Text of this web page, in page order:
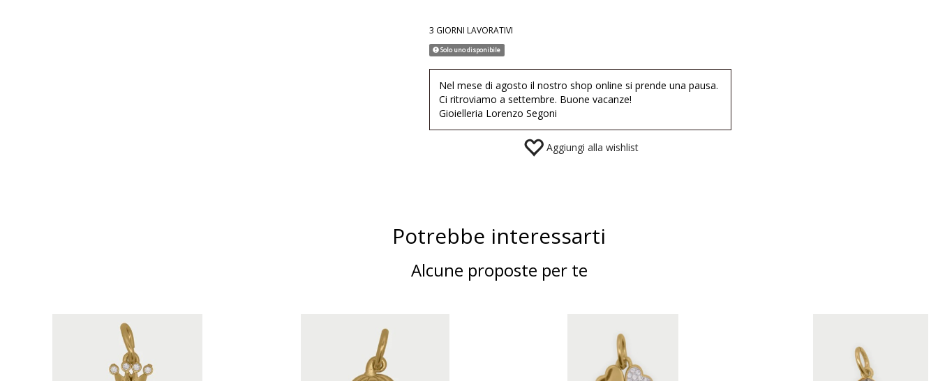
3 GIORNI LAVORATIVI
Solo uno disponibile
Nel mese di agosto il nostro shop online si prende una pausa.
Ci ritroviamo a settembre. Buone vacanze!
Gioielleria Lorenzo Segoni
Aggiungi alla wishlist
Potrebbe interessarti
Alcune proposte per te